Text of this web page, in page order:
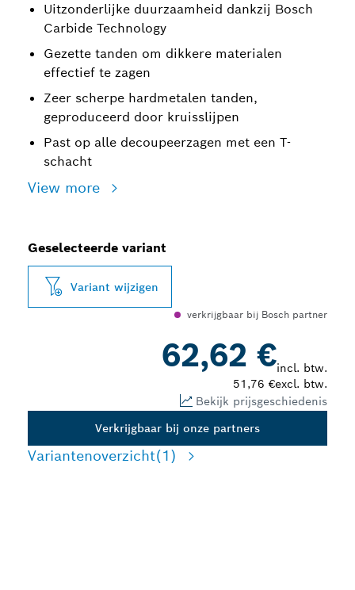
Uitzonderlijke duurzaamheid dankzij Bosch
Carbide Technology
Gezette tanden om dikkere materialen
effectief te zagen
Zeer scherpe hardmetalen tanden,
geproduceerd door kruisslijpen
Past op alle decoupeerzagen met een T-
schacht
View more
Geselecteerde variant
Variant wijzigen
verkrijgbaar bij Bosch partner
62,62 €incl. btw.
51,76 €excl. btw.
Bekijk prijsgeschiedenis
Verkrijgbaar bij onze partners
Variantenoverzicht(1)